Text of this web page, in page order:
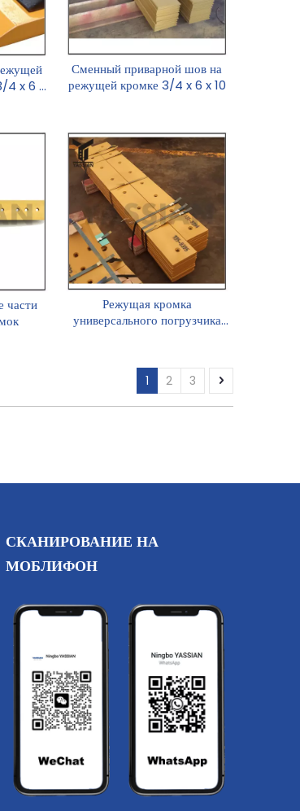
4 x 6 x
Сменный приварной шов на
режущей кромке 3/4 x 6 x 10
части
Режущая кромка
универсального погрузчика
1 2 3
СКАНИРОВАНИЕ НА
МОБЛИФОН